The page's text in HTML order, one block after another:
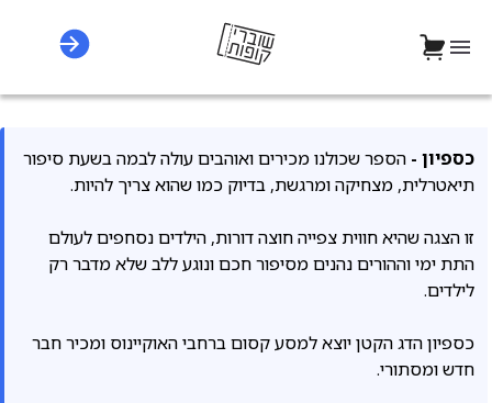
כספיון - הספר שכולנו מכירים ואוהבים עולה לבמה בשעת סיפור
תיאטרלית, מצחיקה ומרגשת, בדיוק כמו שהוא צריך להיות.
זו הצגה שהיא חווית צפייה חוצה דורות, הילדים נסחפים לעולם
התת ימי וההורים נהנים מסיפור חכם ונוגע ללב שלא מדבר רק
לילדים.
כספיון הדג הקטן יוצא למסע קסום ברחבי האוקיינוס ומכיר חבר
חדש ומסתורי.